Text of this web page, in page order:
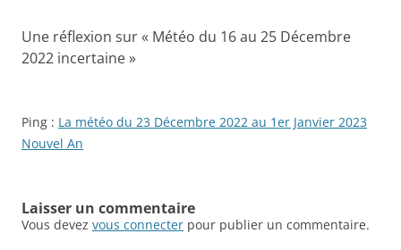
Une réflexion sur « Météo du 16 au 25 Décembre
2022 incertaine»
Ping : La météo du 23 Décembre 2022 au 1er Janvier 2023
Nouvel An
Laisser un commentaire
Vous devez vous connecter pour publier un commentaire.